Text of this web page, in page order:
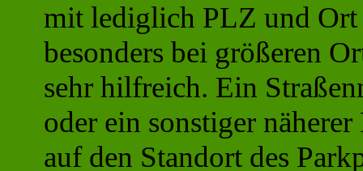
mit lediglich PLZ und Ort
besonders bei größeren
sehr hilfreich. Ein
oder ein sonstiger
auf den Standort des